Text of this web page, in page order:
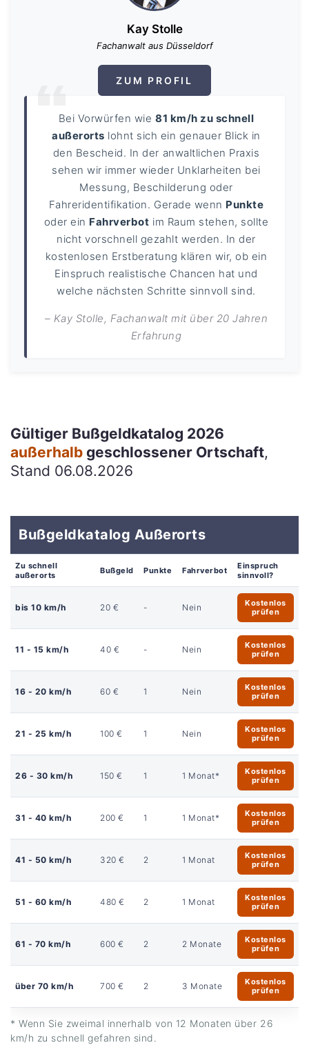
Kay Stolle
Fachanwalt aus Düsseldorf
ZUM PROFIL
Bei Vorwürfen wie 81 km/h zu schnell
außerorts lohnt sich ein genauer Blick in
den Bescheid. In der anwaltlichen Praxis
sehen wir immer wieder Unklarheiten bei
Messung, Beschilderung oder
Fahreridentifikation. Gerade wenn Punkte
oder ein Fahrverbot im Raum stehen, sollte
nicht vorschnell gezahlt werden. In der
kostenlosen Erstberatung klären wir, ob ein
Einspruch realistische Chancen hat und
welche nächsten Schritte sinnvoll sind.
– Kay Stolle, Fachanwalt mit über 20 Jahren
Erfahrung
Gültiger Bußgeldkatalog 2026
außerhalb geschlossener Ortschaft,
Stand 06.08.2026
Bußgeldkatalog Außerorts
Zu schnell
außerorts
Bußgeld Punkte Fahrverbot
Einspruch
sinnvoll?
bis 10 km/h 20 € - Nein
Kostenlos
prüfen
11 - 15 km/h 40 € - Nein
Kostenlos
prüfen
16 - 20 km/h 60 € 1 Nein
Kostenlos
prüfen
21 - 25 km/h 100 € 1 Nein
Kostenlos
prüfen
26 - 30 km/h 150 € 1 1 Monat*
Kostenlos
prüfen
31 - 40 km/h 200 € 1 1 Monat*
Kostenlos
prüfen
41 - 50 km/h 320 € 2 1 Monat
Kostenlos
prüfen
51 - 60 km/h 480 € 2 1 Monat
Kostenlos
prüfen
61 - 70 km/h 600 € 2 2 Monate
Kostenlos
prüfen
über 70 km/h 700 € 2 3 Monate
Kostenlos
prüfen
* Wenn Sie zweimal innerhalb von 12 Monaten über 26
km/h zu schnell gefahren sind.